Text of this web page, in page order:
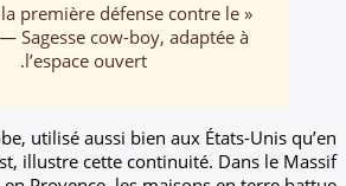
« La tête est la première défense
monde. » — Sagesse cow-boy,
Le matériau adobe, utilisé aussi bien
du Sud-Ouest, illustre cette